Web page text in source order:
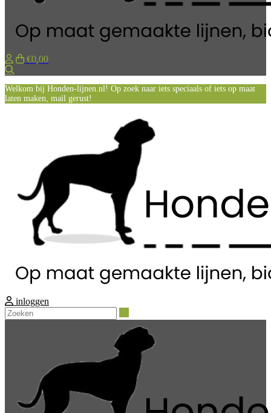
€0,00
Welkom bij Honden-lijnen.nl! Op zoek naar iets speciaals of iets op maat
laten maken, mail gerust!
inloggen